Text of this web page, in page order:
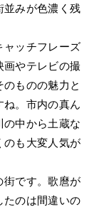
並みが色濃く残
ャッチフレーズ
画やテレビの撮
ものの魅力と
ね。市内の真ん
中から土蔵な
のも大変人気が
街です。歌麿が
たのは間違いの